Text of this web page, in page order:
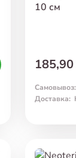
10 см
Самовывоз:
Доставка: